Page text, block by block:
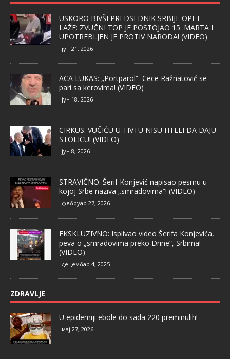
USKORO BIVŠI PREDSEDNIK SRBIJE OPET
LAŽE: ZVUČNI TOP JE POSTOJAO 15. MARTA I
UPOTREBLJEN JE PROTIV NARODA! (VIDEO)
јун 21, 2026
ACA LUKAS: „Portparol“ Cece Ražnatović se
pari sa kerovima! (VIDEO)
јун 18, 2026
CIRKUS: VUČIĆU U TIVTU NISU HTELI DA DAJU
STOLICU! (VIDEO)
јун 8, 2026
STRAVIČNO: Šerif Konjević napisao pesmu u
kojoj Srbe naziva „smradovima“! (VIDEO)
фебруар 27, 2026
EKSKLUZIVNO: Isplivao video Šerifa Konjevića,
peva o „smradovima preko Drine“, Srbima!
(VIDEO)
децембар 4, 2025
ZDRAVLJE
U epidemiji ebole do sada 220 preminulih!
мај 27, 2026